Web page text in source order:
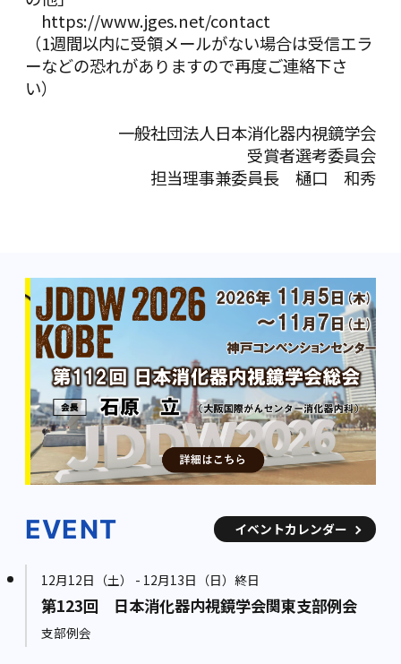
https://www.jges.net/contact
（1週間以内に受領メールがない場合は受信エラ
ーなどの恐れがありますので再度ご連絡下さ
い）
一般社団法人日本消化器内視鏡学会
受賞者選考委員会
担当理事兼委員長 樋口 和秀
EVENT イベントカレンダー
12月12日（土） - 12月13日（日）終日
第123回 日本消化器内視鏡学会関東支部例会
支部例会